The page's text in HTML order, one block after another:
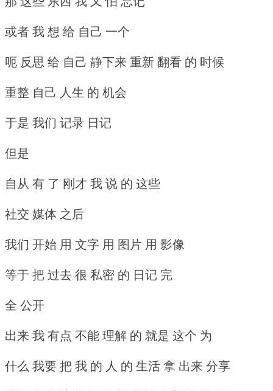
或者 我 想 给 自己 一个
呃 反思 给 自己 静下来 重新 翻看 的 时候
重整 自己 人生 的 机会
于是 我们 记录 日记
但是
自从 有 了 刚才 我 说 的 这些
社交 媒体 之后
我们 开始 用 文字 用 图片 用 影像
等于 把 过去 很 私密 的 日记 完
全 公开
出来 我 有点 不能 理解 的 就是 这个 为
什么 我要 把 我 的 人 的 生活 拿 出来 分享